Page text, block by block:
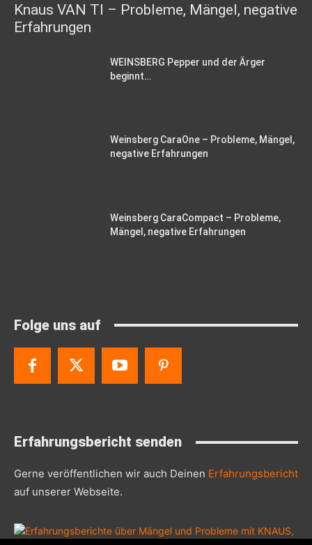
Knaus VAN TI – Probleme, Mängel, negative
Erfahrungen
WEINSBERG Pepper und der Ärger
beginnt…
Weinsberg CaraOne – Probleme, Mängel,
negative Erfahrungen
Weinsberg CaraCompact – Probleme,
Mängel, negative Erfahrungen
Folge uns auf
Erfahrungsbericht senden
Gerne veröffentlichen wir auch Deinen Erfahrungsbericht
auf unserer Webseite.